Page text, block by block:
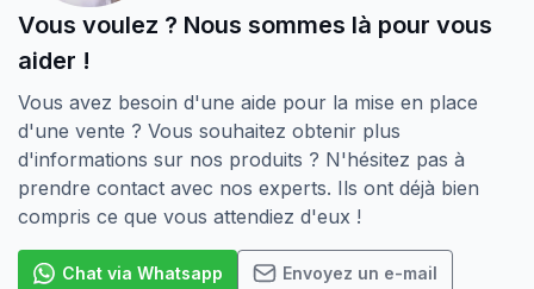
Vous voulez ? Nous sommes là pour vous
aider !
Vous avez besoin d'une aide pour la mise en place
d'une vente ? Vous souhaitez obtenir plus
d'informations sur nos produits ? N'hésitez pas à
prendre contact avec nos experts. Ils ont déjà bien
compris ce que vous attendiez d'eux !
Chat via Whatsapp Envoyez un e-mail